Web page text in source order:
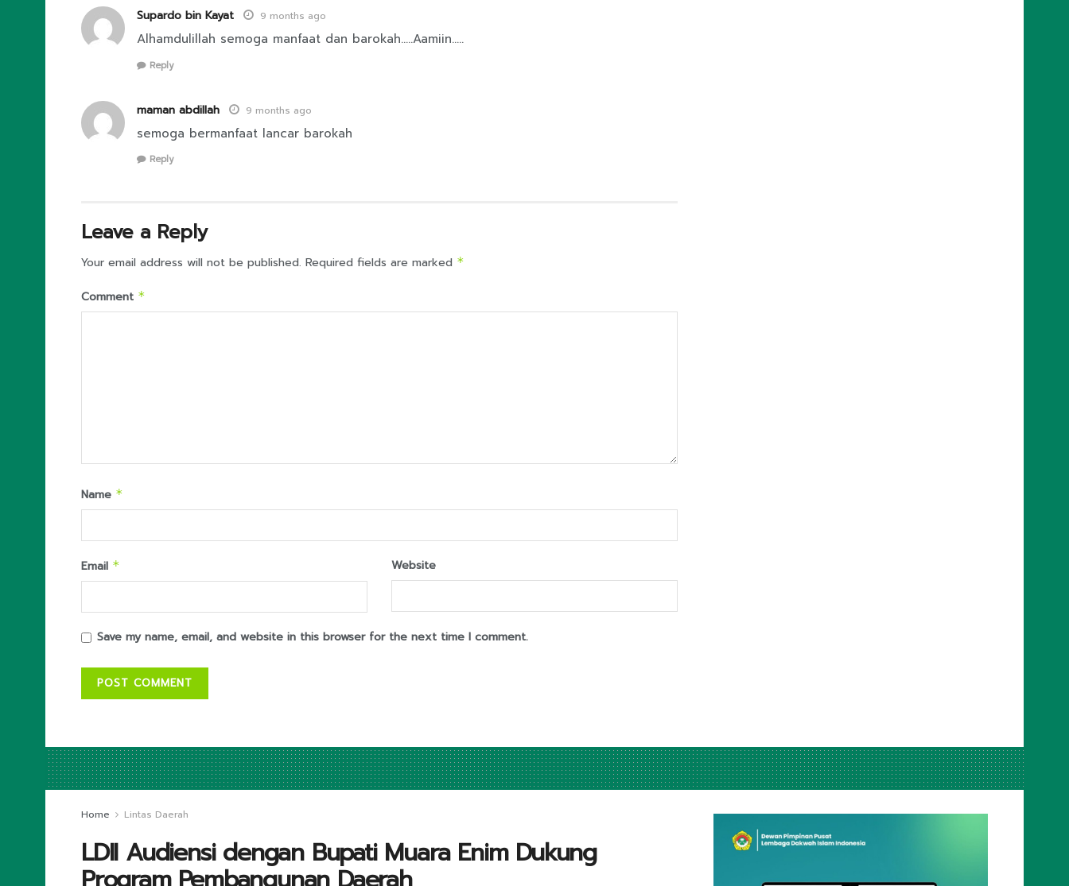
Supardo bin Kayat 9 months ago
Alhamdulillah semoga manfaat dan barokah…..Aamiin…..
Reply
maman abdillah 9 months ago
semoga bermanfaat lancar barokah
Reply
Leave a Reply
Your email address will not be published. Required fields are marked *
Comment *
Name *
Email * Website
Save my name, email, and website in this browser for the next time I comment.
Home Lintas Daerah
LDII Audiensi dengan Bupati Muara Enim Dukung